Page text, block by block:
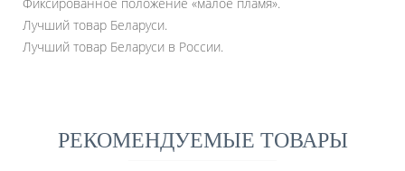
Лучший товар Беларуси.
Лучший товар Беларуси в России.
РЕКОМЕНДУЕМЫЕ ТОВАРЫ